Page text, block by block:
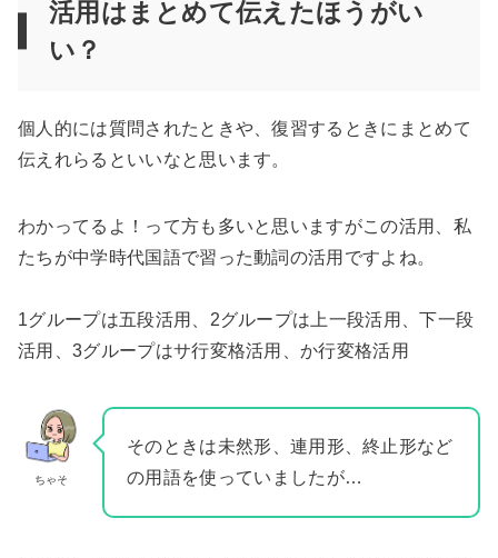
活用はまとめて伝えたほうがい
い？
個人的には質問されたときや、復習するときにまとめて
伝えれらるといいなと思います。
わかってるよ！って方も多いと思いますがこの活用、私
たちが中学時代国語で習った動詞の活用ですよね。
1グループは五段活用、2グループは上一段活用、下一段
活用、3グループはサ行変格活用、か行変格活用
ちゃそ
そのときは未然形、連用形、終止形など
の用語を使っていましたが…